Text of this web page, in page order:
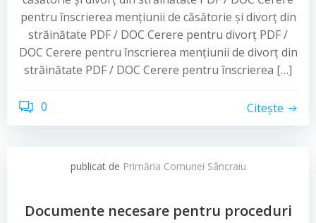
pentru înscrierea mențiunii de căsătorie și divorț din
străinătate PDF / DOC Cerere pentru divorț PDF /
DOC Cerere pentru înscrierea mențiunii de divorț din
străinătate PDF / DOC Cerere pentru înscrierea […]
0 Citește
publicat de Primăria Comunei Sâncraiu
Documente necesare pentru proceduri